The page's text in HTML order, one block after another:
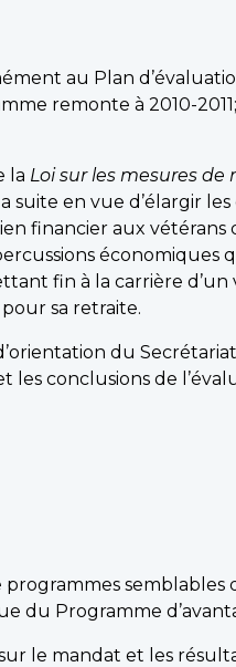
au Plan
remonte à 2010-
la Loi sur les mesures
suite en vue d’élargir les
financier aux vétérans
économiques
fin à la carrière
sa retraite.
du
conclusions de
semblables
du Programme
le mandat et les